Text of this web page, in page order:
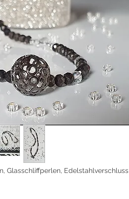
Glasschliffperlen, Edelstahlverschluss